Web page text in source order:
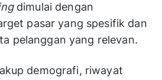
dimulai dengan
pasar yang spesifik dan
pelanggan yang relevan.
demografi, riwayat